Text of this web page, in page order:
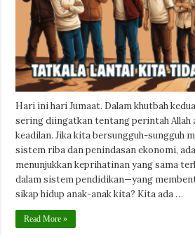
Hari ini hari Jumaat. Dalam khutbah
sering diingatkan tentang perintah Allah
keadilan. Jika kita bersungguh-sungguh
sistem riba dan penindasan ekonomi,
menunjukkan keprihatinan yang sama
dalam sistem pendidikan—yang
sikap hidup anak-anak kita? Kita ada …
Read More »